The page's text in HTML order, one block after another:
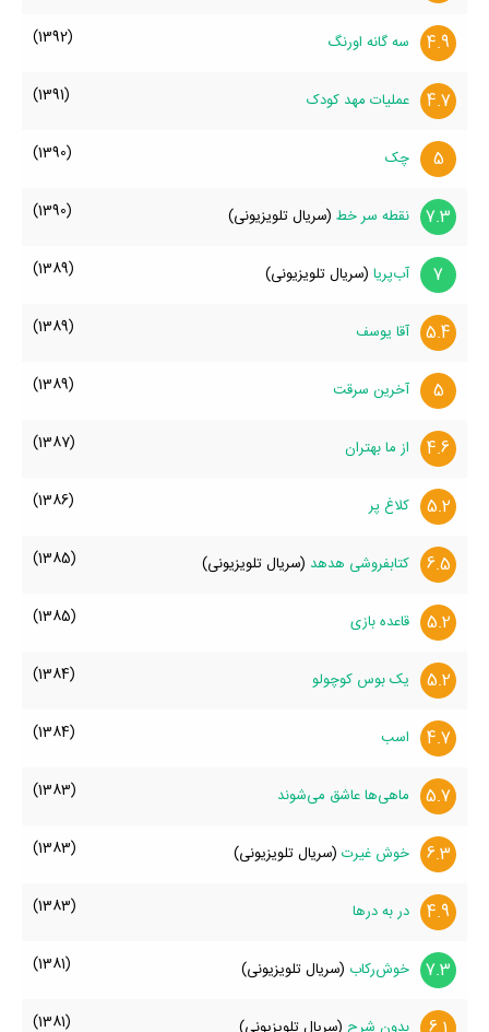
4.9 سه گانه اورنگ (1392)
4.7 عملیات مهد کودک (1391)
5 چک (1390)
7.3 نقطه سر خط (سریال تلویزیونی) (1390)
7 آب‌پریا (سریال تلویزیونی) (1389)
5.4 آقا یوسف (1389)
5 آخرین سرقت (1389)
4.6 از ما بهتران (1387)
5.2 کلاغ پر (1386)
6.5 کتابفروشی هدهد (سریال تلویزیونی) (1385)
5.2 قاعده بازی (1385)
5.2 یک بوس کوچولو (1384)
4.7 اسب (1384)
5.7 ماهی‌ها عاشق می‌شوند (1383)
6.3 خوش غیرت (سریال تلویزیونی) (1383)
4.9 در به درها (1383)
7.3 خوش‌رکاب (سریال تلویزیونی) (1381)
بدون شرح (سریال تلویزیونی) (1381)